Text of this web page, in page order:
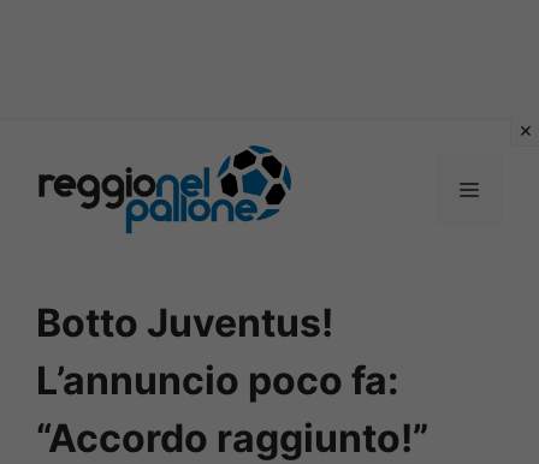
contenuto
MENU
Botto Juventus!
L’annuncio poco fa:
“Accordo raggiunto!”